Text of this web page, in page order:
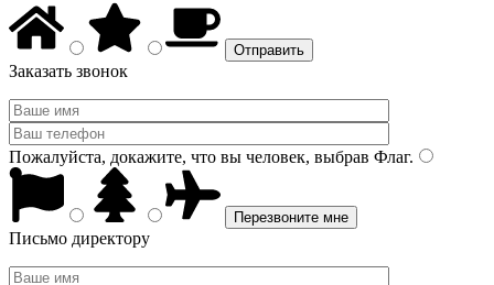
Заказать звонок
Пожалуйста, докажите, что вы человек, выбрав Флаг.
Письмо директору